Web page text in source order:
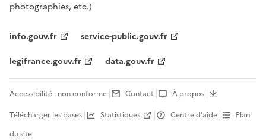
photographies, etc.)
info.gouv.fr
service-public.gouv.fr
legifrance.gouv.fr
data.gouv.fr
Accessibilité : non conforme Contact
À propos
Télécharger les bases
Statistiques Centre d’aide
Plan
du site